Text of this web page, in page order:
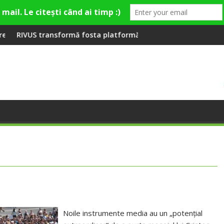
la Fashion Village
fosta platformă Carbochim într-un nou centru cultural și
Noile instrumente media au un „potenţial